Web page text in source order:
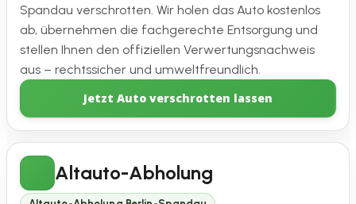
Spandau verschrotten. Wir holen das Auto kostenlos
ab, übernehmen die fachgerechte Entsorgung und
stellen Ihnen den offiziellen Verwertungsnachweis
aus – rechtssicher und umweltfreundlich.
Jetzt Auto verschrotten lassen
Altauto-Abholung